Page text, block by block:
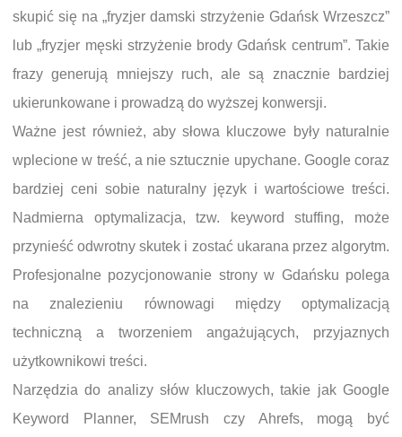
skupić się na „fryzjer damski strzyżenie Gdańsk Wrzeszcz”
lub „fryzjer męski strzyżenie brody Gdańsk centrum”. Takie
frazy generują mniejszy ruch, ale są znacznie bardziej
ukierunkowane i prowadzą do wyższej konwersji.
Ważne jest również, aby słowa kluczowe były naturalnie
wplecione w treść, a nie sztucznie upychane. Google coraz
bardziej ceni sobie naturalny język i wartościowe treści.
Nadmierna optymalizacja, tzw. keyword stuffing, może
przynieść odwrotny skutek i zostać ukarana przez algorytm.
Profesjonalne pozycjonowanie strony w Gdańsku polega
na znalezieniu równowagi między optymalizacją
techniczną a tworzeniem angażujących, przyjaznych
użytkownikowi treści.
Narzędzia do analizy słów kluczowych, takie jak Google
Keyword Planner, SEMrush czy Ahrefs, mogą być